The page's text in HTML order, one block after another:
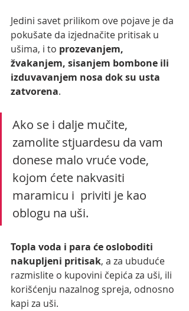
Jedini savet prilikom ove pojave je da
pokušate da izjednačite pritisak u
ušima, i to prozevanjem,
žvakanjem, sisanjem bombone ili
izduvavanjem nosa dok su usta
zatvorena.
Ako se i dalje mučite,
zamolite stjuardesu da vam
donese malo vruće vode,
kojom ćete nakvasiti
maramicu i  priviti je kao
oblogu na uši.
Topla voda i para će osloboditi
nakupljeni pritisak, a za ubuduće
razmislite o kupovini čepića za uši, ili
korišćenju nazalnog spreja, odnosno
kapi za uši.